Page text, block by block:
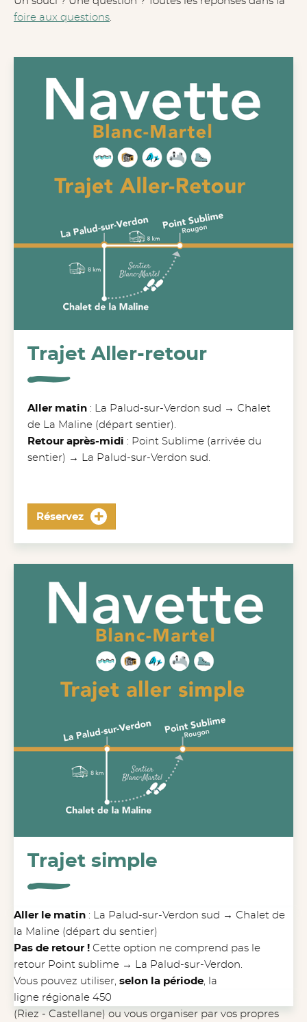
foire aux questions.
Trajet Aller-retour
Aller matin : La Palud-sur-Verdon sud → Chalet
de La Maline (départ sentier).
Retour après-midi : Point Sublime (arrivée du
sentier) → La Palud-sur-Verdon sud.
Réservez
Trajet simple
Aller le matin : La Palud-sur-Verdon sud → Chalet de
la Maline (départ du sentier)
Pas de retour ! Cette option ne comprend pas le
retour Point sublime → La Palud-sur-Verdon.
Vous pouvez utiliser, selon la période, la
ligne régionale 450
(Riez - Castellane) ou vous organiser par vos propres